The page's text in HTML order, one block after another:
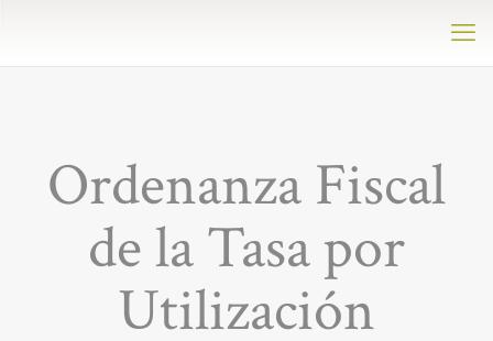
Ordenanza Fiscal
de la Tasa por
Utilización